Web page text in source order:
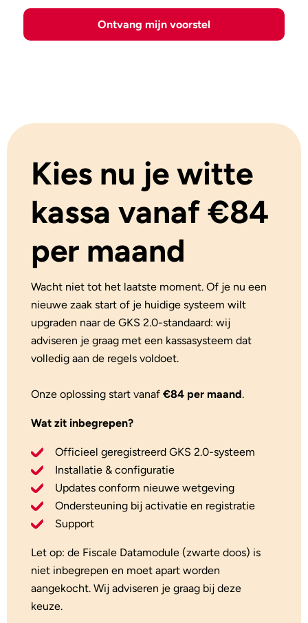
Ontvang mijn voorstel
Kies nu je witte
kassa vanaf €84
per maand
Wacht niet tot het laatste moment. Of je nu een
nieuwe zaak start of je huidige systeem wilt
upgraden naar de GKS 2.0-standaard: wij
adviseren je graag met een kassasysteem dat
volledig aan de regels voldoet.
Onze oplossing start vanaf €84 per maand.
Wat zit inbegrepen?
Officieel geregistreerd GKS 2.0-systeem
Installatie & configuratie
Updates conform nieuwe wetgeving
Ondersteuning bij activatie en registratie
Support
Let op: de Fiscale Datamodule (zwarte doos) is
niet inbegrepen en moet apart worden
aangekocht. Wij adviseren je graag bij deze
keuze.